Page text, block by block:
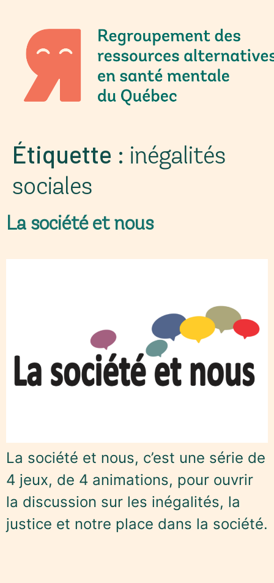
Étiquette : inégalités
sociales
La société et nous
La société et nous, c’est une série de
4 jeux, de 4 animations, pour ouvrir
la discussion sur les inégalités, la
justice et notre place dans la société.